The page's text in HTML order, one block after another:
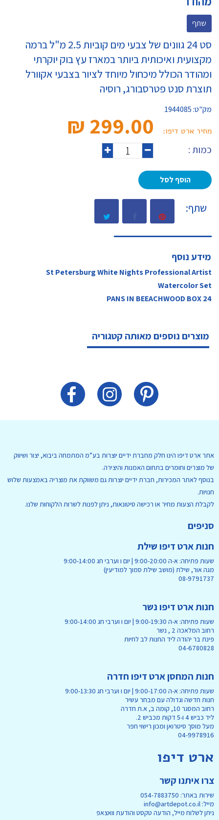
שתף
סט 24 גוונים של צבעי מים קוביות 2.5 מ"ל ברמה
מקצועית ואיכותית ביותר במארז עץ בוק יוקרתי
ומהודר הכולל מיכחול מיוחד לציור בצבעי אקוורל
תוצרת סנט פטרסבורג, רוסיה
מק"ט:1944085
מחיר ארט דיפו: 299.00 ₪‎
כמות :
הוסף לסל
שתף:
מידע נוסף
St Petersburg White Nights Professional Artist
Watercolor Set
24 PANS IN BEEACHWOOD BOX
מוצרים נוספים מאותה קטגוריה
אתר ארט דיפו הינו חלק מחברת ידיים יוצרות בע”מ המתמחה ביבוא, יצור ושיווק
של מוצרים וחומרים בתחום האמנות והיצירה.
בנוסף לאתר המכירות, חברת ידיים יוצרות גם משווקת את מוצריה באמצעות שלוש
חנויות.
לקבלת הצעות מחיר או רכישה סיטונאות, ניתן לפנות לשרות הלקוחות שלנו.
סניפים
חנות ארט דיפו שילת
שעות פתיחה: א-ה 9:00-20:00 | יום ו וערבי חג 9:00-14:00
מגה אור, שילת (מושב שילת סמוך למודיעין)
08-9791737
חנות ארט דיפו נשר
שעות פתיחה: א-ה 9:00-19:30 | יום ו וערבי חג 9:00-14:00
רחוב המלאכה 2 , נשר
פינת בר יהודה ליד החנות לב לחיות
04-6780828
חנות המחסן ארט דיפו חדרה
שעות פתיחה: א-ה 9:00-17:00 | יום ו וערבי חג 9:00-13:30
חנות חדשה וגדולה עם מבחר עשיר
רחוב המסגר 10, קומה ב, א.ת חדרה
ליד כביש 4 ו-5 דקות מכביש 2.
מעל מוסך סיטרואן ומכון רישוי חפר
04-9978916
ארט דיפו
צרו איתנו קשר
שירות באתר: 054-7883750
מייל: info@artdepot.co.il
ניתן לשלוח מייל, הודעה טקסט והודעת וואצאפ